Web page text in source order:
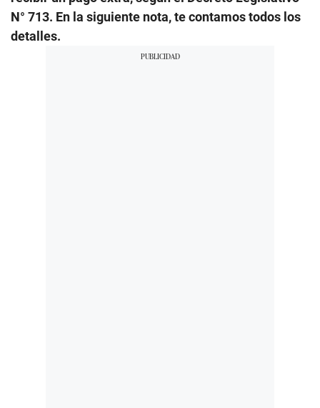
N° 713. En la siguiente nota, te contamos todos los
detalles.